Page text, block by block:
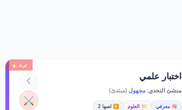
ترند 🔥
اختبار علمي
منشئ التحدي:مجهول(مبتدئ)
🧠 معرفي 📁 العلوم ▶️ لعبها 2 ⚔️